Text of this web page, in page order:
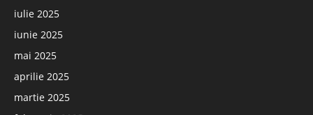
iulie 2025
iunie 2025
mai 2025
aprilie 2025
martie 2025